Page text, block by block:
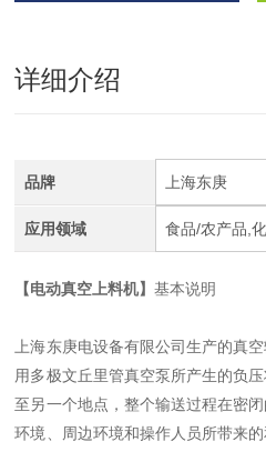
详细介绍
品牌 上海东庚
应用领域 食品/农产品,
【电动真空上料机】基本说明
上海东庚电设备有限公司生产的真
用多极文丘里管真空泵所产生的负
至另一个地点，整个输送过程在密
环境、周边环境和操作人员所带来